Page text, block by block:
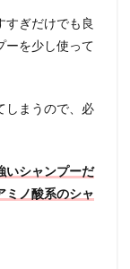
すぎだけでも良
ーを少し使って
しまうので、必
いシャンプーだ
ミノ酸系のシャ